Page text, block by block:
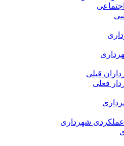
قبلی
فعلی
شهرداری